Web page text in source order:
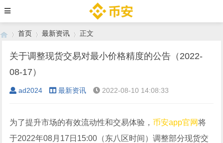
›
首页
›
最新资讯 正文
关于调整现货交易对最小价格精度的公告（2022-
08-17）
ad2024 最新资讯 2022-08-10 14:08:33
为了提升市场的有效流动性和交易体验，币安app官网将
于2022年08月17日15:00（东八区时间）调整部分现货交